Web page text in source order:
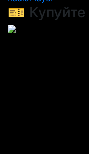
🎫 Купуйте